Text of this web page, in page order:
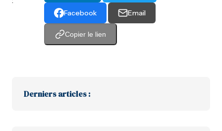
Facebook Email
Copier le lien
Derniers articles :